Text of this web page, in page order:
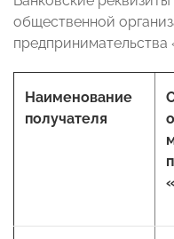
общественной
предпринимательства
Наименование
получателя